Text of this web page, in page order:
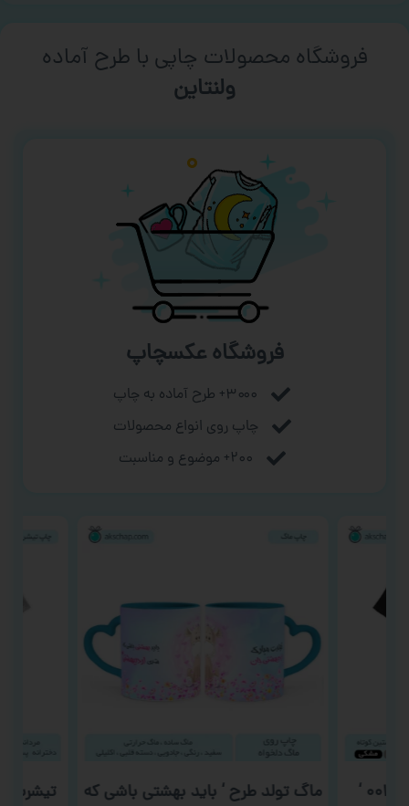
فروشگاه محصولات چاپی با طرح آماده
ورزشی
فروشگاه عکسچاپ
۳۰۰۰+ طرح آماده به چاپ
چاپ روی انواع محصولات
۲۰۰+ موضوع و مناسبت
ماگ تولد طرح ‘ باید بهشتی باشی که
تیشرت